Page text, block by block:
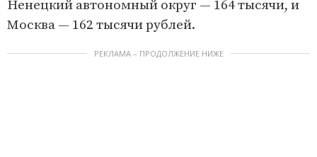
Ненецкий автономный округ — 164 тысячи, и
Москва — 162 тысячи рублей.
РЕКЛАМА – ПРОДОЛЖЕНИЕ НИЖЕ